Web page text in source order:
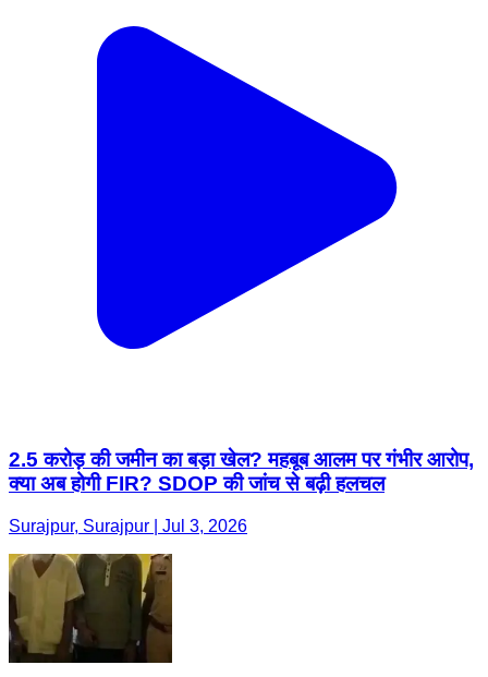
2.5 करोड़ की जमीन का बड़ा खेल? महबूब आलम पर गंभीर आरोप,
क्या अब होगी FIR? SDOP की जांच से बढ़ी हलचल
Surajpur, Surajpur | Jul 3, 2026